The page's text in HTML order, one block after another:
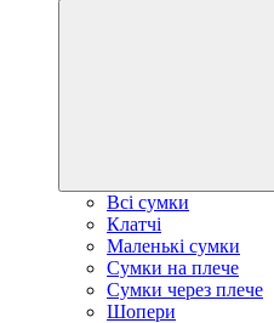
Всі сумки
Клатчі
Маленькі сумки
Сумки на плече
Сумки через плече
Шопери